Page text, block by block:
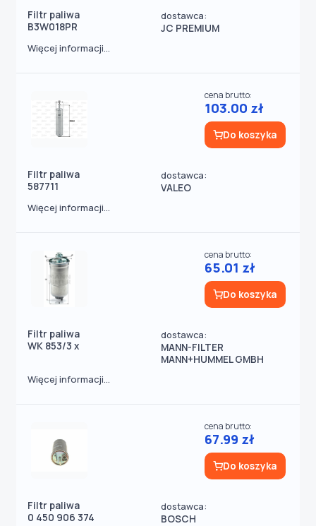
Filtr paliwa
B3W018PR
dostawca:
JC PREMIUM
Więcej informacji...
Filtr paliwa
587711
dostawca:
VALEO
cena brutto:
103.00 zł
Do koszyka
Więcej informacji...
Filtr paliwa
WK 853/3 x
dostawca:
MANN-FILTER
MANN+HUMMEL GMBH
cena brutto:
65.01 zł
Do koszyka
Więcej informacji...
Filtr paliwa
0 450 906 374
dostawca:
BOSCH
cena brutto:
67.99 zł
Do koszyka